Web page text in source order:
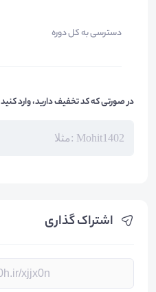
اشتراک گذاری
دسترسی به کل دوره
در صورتی که کد تخفیف دارید، وارد کنید